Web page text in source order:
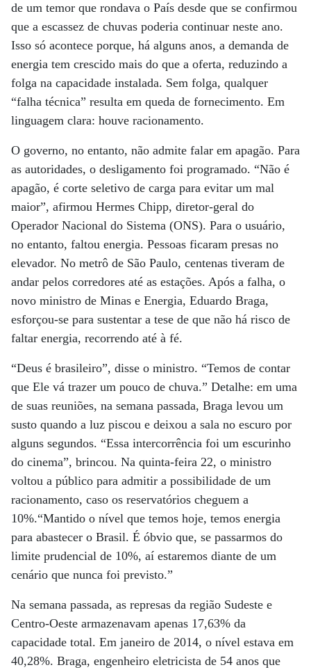
de um temor que rondava o País desde que se confirmou
que a escassez de chuvas poderia continuar neste ano.
Isso só acontece porque, há alguns anos, a demanda de
energia tem crescido mais do que a oferta, reduzindo a
folga na capacidade instalada. Sem folga, qualquer
“falha técnica” resulta em queda de fornecimento. Em
linguagem clara: houve racionamento.
O governo, no entanto, não admite falar em apagão. Para
as autoridades, o desligamento foi programado. “Não é
apagão, é corte seletivo de carga para evitar um mal
maior”, afirmou Hermes Chipp, diretor-geral do
Operador Nacional do Sistema (ONS). Para o usuário,
no entanto, faltou energia. Pessoas ficaram presas no
elevador. No metrô de São Paulo, centenas tiveram de
andar pelos corredores até as estações. Após a falha, o
novo ministro de Minas e Energia, Eduardo Braga,
esforçou-se para sustentar a tese de que não há risco de
faltar energia, recorrendo até à fé.
“Deus é brasileiro”, disse o ministro. “Temos de contar
que Ele vá trazer um pouco de chuva.” Detalhe: em uma
de suas reuniões, na semana passada, Braga levou um
susto quando a luz piscou e deixou a sala no escuro por
alguns segundos. “Essa intercorrência foi um escurinho
do cinema”, brincou. Na quinta-feira 22, o ministro
voltou a público para admitir a possibilidade de um
racionamento, caso os reservatórios cheguem a
10%.“Mantido o nível que temos hoje, temos energia
para abastecer o Brasil. É óbvio que, se passarmos do
limite prudencial de 10%, aí estaremos diante de um
cenário que nunca foi previsto.”
Na semana passada, as represas da região Sudeste e
Centro-Oeste armazenavam apenas 17,63% da
capacidade total. Em janeiro de 2014, o nível estava em
40,28%. Braga, engenheiro eletricista de 54 anos que